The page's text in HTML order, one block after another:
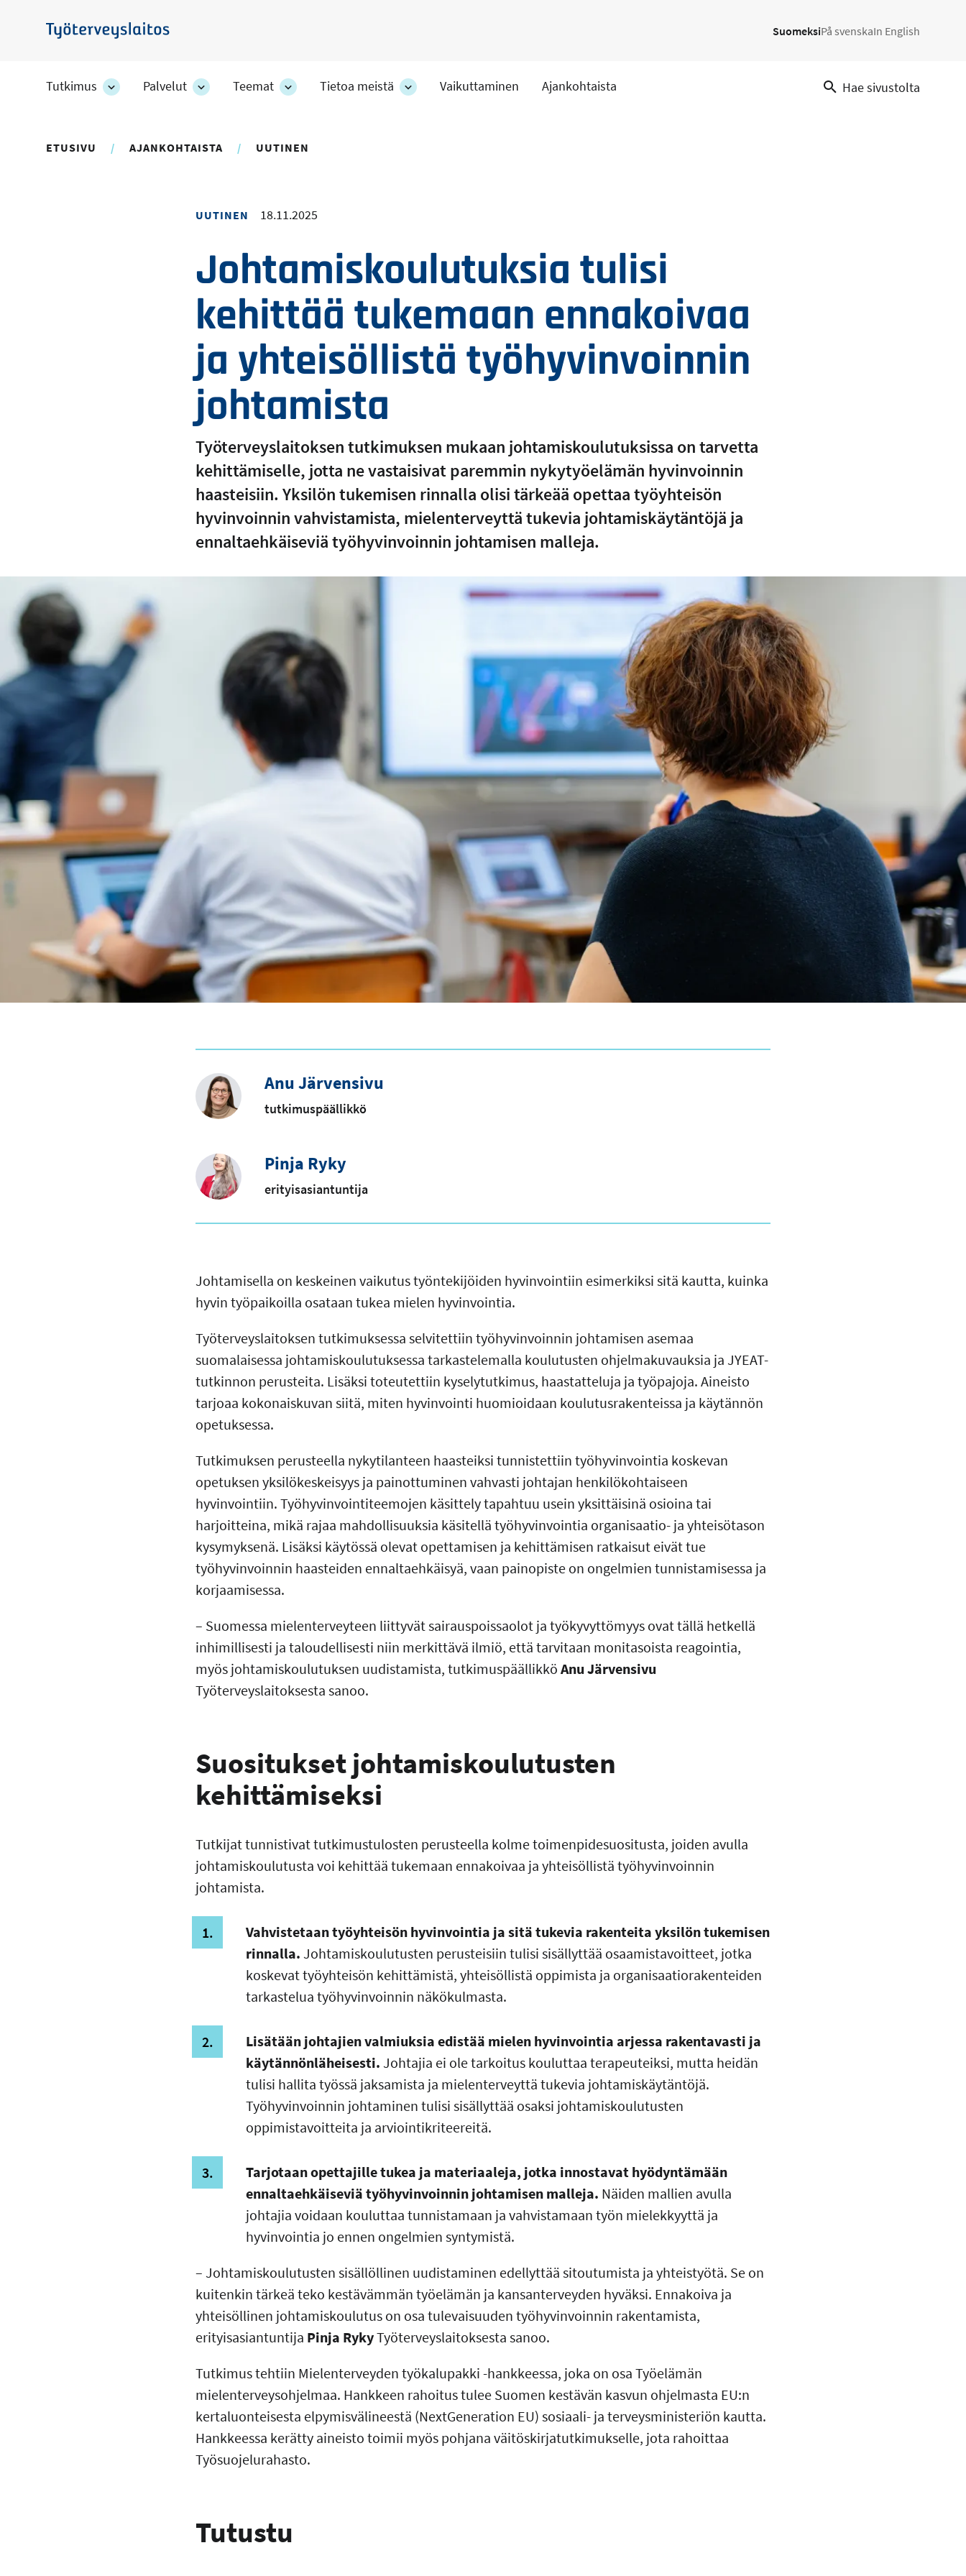
pääsisältöön
Työterveyslaitos
SuomeksiPå svenskaIn English
Tutkimus
TutkimusPalvelut
PalvelutTeemat
TeematTietoa meistä
TietoaVaikuttaminen Ajankohtaista Hae sivustolta
ETUSIVU AJANKOHTAISTA UUTINEN
UUTINEN 18.11.2025
Johtamiskoulutuksia tulisi
kehittää tukemaan ennakoivaa
ja yhteisöllistä työhyvinvoinnin
johtamista
Työterveyslaitoksen tutkimuksen mukaan johtamiskoulutuksissa on tarvetta
kehittämiselle, jotta ne vastaisivat paremmin nykytyöelämän hyvinvoinnin
haasteisiin. Yksilön tukemisen rinnalla olisi tärkeää opettaa työyhteisön
hyvinvoinnin vahvistamista, mielenterveyttä tukevia johtamiskäytäntöjä ja
ennaltaehkäiseviä työhyvinvoinnin johtamisen malleja.
Anu Järvensivu
tutkimuspäällikkö
Pinja Ryky
erityisasiantuntija
Johtamisella on keskeinen vaikutus työntekijöiden hyvinvointiin esimerkiksi sitä kautta, kuinka
hyvin työpaikoilla osataan tukea mielen hyvinvointia.
Työterveyslaitoksen tutkimuksessa selvitettiin työhyvinvoinnin johtamisen asemaa
suomalaisessa johtamiskoulutuksessa tarkastelemalla koulutusten ohjelmakuvauksia ja JYEAT-
tutkinnon perusteita. Lisäksi toteutettiin kyselytutkimus, haastatteluja ja työpajoja. Aineisto
tarjoaa kokonaiskuvan siitä, miten hyvinvointi huomioidaan koulutusrakenteissa ja käytännön
opetuksessa.
Tutkimuksen perusteella nykytilanteen haasteiksi tunnistettiin työhyvinvointia koskevan
opetuksen yksilökeskeisyys ja painottuminen vahvasti johtajan henkilökohtaiseen
hyvinvointiin. Työhyvinvointiteemojen käsittely tapahtuu usein yksittäisinä osioina tai
harjoitteina, mikä rajaa mahdollisuuksia käsitellä työhyvinvointia organisaatio- ja yhteisötason
kysymyksenä. Lisäksi käytössä olevat opettamisen ja kehittämisen ratkaisut eivät tue
työhyvinvoinnin haasteiden ennaltaehkäisyä, vaan painopiste on ongelmien tunnistamisessa ja
korjaamisessa.
– Suomessa mielenterveyteen liittyvät sairauspoissaolot ja työkyvyttömyys ovat tällä hetkellä
inhimillisesti ja taloudellisesti niin merkittävä ilmiö, että tarvitaan monitasoista reagointia,
myös johtamiskoulutuksen uudistamista, tutkimuspäällikkö Anu Järvensivu
Työterveyslaitoksesta sanoo.
Suositukset johtamiskoulutusten
kehittämiseksi
Tutkijat tunnistivat tutkimustulosten perusteella kolme toimenpidesuositusta, joiden avulla
johtamiskoulutusta voi kehittää tukemaan ennakoivaa ja yhteisöllistä työhyvinvoinnin
johtamista.
Vahvistetaan työyhteisön hyvinvointia ja sitä tukevia rakenteita yksilön tukemisen
rinnalla.Johtamiskoulutusten perusteisiin tulisi sisällyttää osaamistavoitteet, jotka
koskevat työyhteisön kehittämistä, yhteisöllistä oppimista ja organisaatiorakenteiden
tarkastelua työhyvinvoinnin näkökulmasta.
Lisätään johtajien valmiuksia edistää mielen hyvinvointia arjessa rakentavasti ja
käytännönläheisesti. Johtajia ei ole tarkoitus kouluttaa terapeuteiksi, mutta heidän
tulisi hallita työssä jaksamista ja mielenterveyttä tukevia johtamiskäytäntöjä.
Työhyvinvoinnin johtaminen tulisi sisällyttää osaksi johtamiskoulutusten
oppimistavoitteita ja arviointikriteereitä.
Tarjotaan opettajille tukea ja materiaaleja, jotka innostavat hyödyntämään
ennaltaehkäiseviä työhyvinvoinnin johtamisen malleja. Näiden mallien avulla
johtajia voidaan kouluttaa tunnistamaan ja vahvistamaan työn mielekkyyttä ja
hyvinvointia jo ennen ongelmien syntymistä.
– Johtamiskoulutusten sisällöllinen uudistaminen edellyttää sitoutumista ja yhteistyötä. Se on
kuitenkin tärkeä teko kestävämmän työelämän ja kansanterveyden hyväksi. Ennakoiva ja
yhteisöllinen johtamiskoulutus on osa tulevaisuuden työhyvinvoinnin rakentamista,
erityisasiantuntija Pinja RykyTyöterveyslaitoksesta sanoo.
Tutkimus tehtiin Mielenterveyden työkalupakki -hankkeessa, joka on osa Työelämän
mielenterveysohjelmaa. Hankkeen rahoitus tulee Suomen kestävän kasvun ohjelmasta EU:n
kertaluonteisesta elpymisvälineestä (NextGeneration EU) sosiaali- ja terveysministeriön kautta.
Hankkeessa kerätty aineisto toimii myös pohjana väitöskirjatutkimukselle, jota rahoittaa
Työsuojelurahasto.
Tutustu